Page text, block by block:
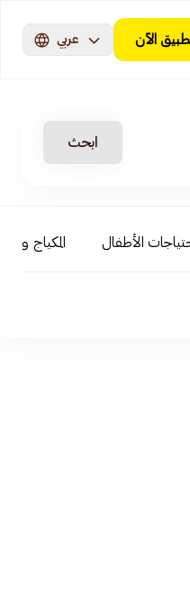
الآن عربي
ابحث
الأطفال المكياج و